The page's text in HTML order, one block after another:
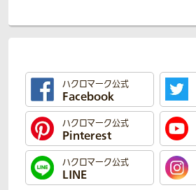
ハクロマーク公式
Facebook
ハクロマーク公式
Pinterest
ハクロマーク公式
LINE